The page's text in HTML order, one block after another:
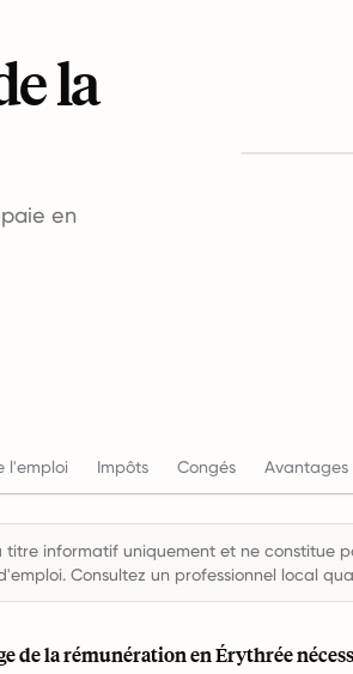
la
en
l'emploi Impôts Congés Avantages
titre informatif uniquement et ne constitue
Consultez un professionnel local
de la rémunération en Érythrée